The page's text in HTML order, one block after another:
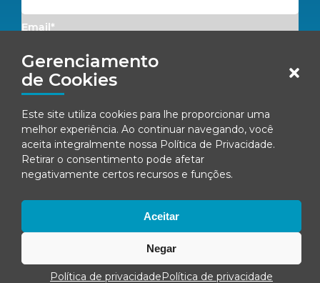
Gerenciamento
de Cookies
Este site utiliza cookies para lhe proporcionar uma
melhor experiência. Ao continuar navegando, você
aceita integralmente nossa Política de Privacidade.
Retirar o consentimento pode afetar
negativamente certos recursos e funções.
Aceitar
Negar
Política de privacidadePolítica de privacidade
Email*
Concordo em receber comunicações da Fenacon.
Ao se inscrever, você concorda com nossaPolítica de Privacidade
Política de privacidade